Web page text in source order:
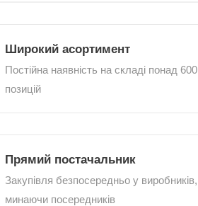
Широкий асортимент
Постійна наявність на складі понад 600
позицій
Прямий постачальник
Закупівля безпосередньо у виробників,
минаючи посередників